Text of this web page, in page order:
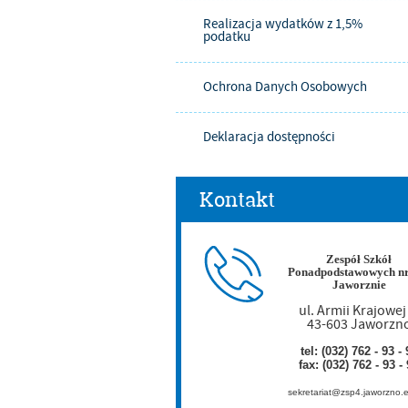
Realizacja wydatków z 1,5%
podatku
Ochrona Danych Osobowych
Deklaracja dostępności
Kontakt
Zespół Szkół
Ponadpodstawowych
Jaworznie
ul. Armii Krajowej
43-603
tel: (032) 762 - 93 -
fax: (032) 762 - 93 -